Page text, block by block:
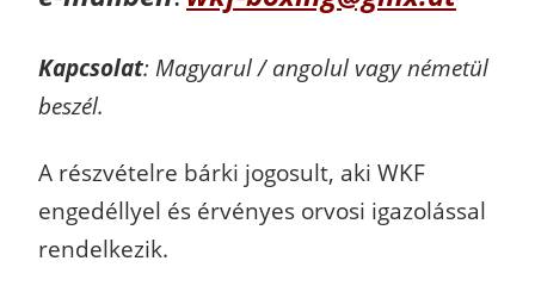
Kapcsolat: Magyarul / angolul vagy németül
beszél.
A részvételre bárki jogosult, aki WKF
engedéllyel és érvényes orvosi igazolással
rendelkezik.